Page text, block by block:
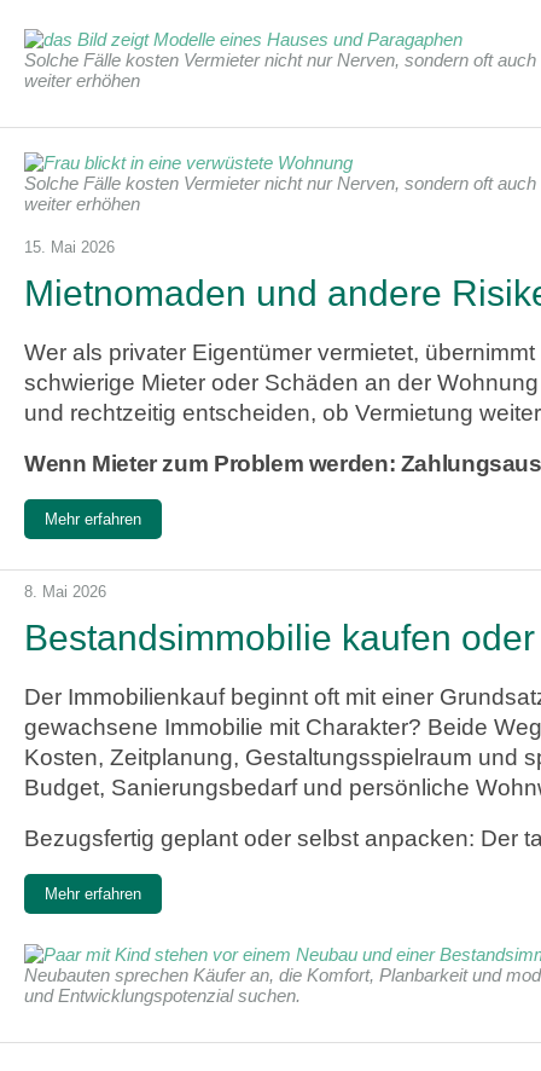
Solche Fälle kosten Vermieter nicht nur Nerven, sondern oft
weiter erhöhen
Solche Fälle kosten Vermieter nicht nur Nerven, sondern oft
weiter erhöhen
15. Mai 2026
Mietnomaden und andere
Wer als privater Eigentümer vermietet,
schwierige Mieter oder Schäden an der
und rechtzeitig entscheiden, ob Vermietung
Wenn Mieter zum Problem werden:
Mehr erfahren
8. Mai 2026
Bestandsimmobilie kaufen
Der Immobilienkauf beginnt oft mit einer
gewachsene Immobilie mit Charakter? Beide
Kosten, Zeitplanung, Gestaltungsspielraum und
Budget, Sanierungsbedarf und persönliche
Bezugsfertig geplant oder selbst anpacken: Der
Mehr erfahren
Neubauten sprechen Käufer an, die Komfort, Planbarkeit und
und Entwicklungspotenzial suchen.